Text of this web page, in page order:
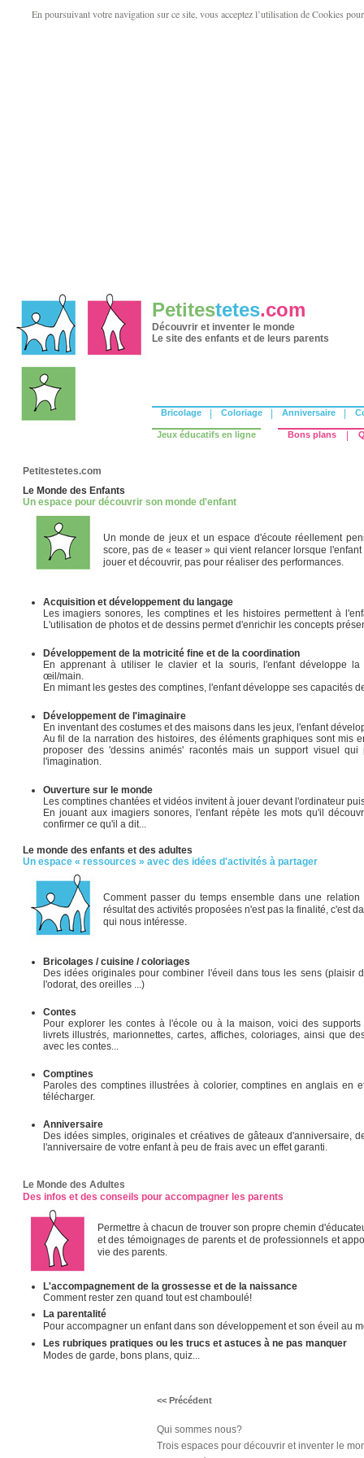
En poursuivant votre navigation sur ce site, vous acceptez l’utilisation de Cookies
Petitestetes.com
Découvrir et inventer le monde
Le site des enfants et de leurs parents
Bricolage Coloriage Anniversaire
Jeux éducatifs en ligne Bons plans
Petitestetes.com
Le Monde des Enfants
Un espace pour découvrir son monde d'enfant
Un monde de jeux et un espace d'écoute réellement
score, pas de « teaser » qui vient relancer lorsque
jouer et découvrir, pas pour réaliser des performances.
Acquisition et développement du langage
Les imagiers sonores, les comptines et les histoires permettent à
L'utilisation de photos et de dessins permet d'enrichir les concepts
Développement de la motricité fine et de la coordination
En apprenant à utiliser le clavier et la souris, l'enfant développe
œil/main.
En mimant les gestes des comptines, l'enfant développe ses capacités
Développement de l'imaginaire
En inventant des costumes et des maisons dans les jeux, l'enfant
Au fil de la narration des histoires, des éléments graphiques sont mis
proposer des 'dessins animés' racontés mais un support visuel
l'imagination.
Ouverture sur le monde
Les comptines chantées et vidéos invitent à jouer devant l'ordinateur
En jouant aux imagiers sonores, l'enfant répète les mots qu'il
confirmer ce qu'il a dit...
Le monde des enfants et des adultes
Un espace « ressources » avec des idées d'activités à partager
Comment passer du temps ensemble dans une
résultat des activités proposées n'est pas la finalité, c'est
qui nous intéresse.
Bricolages / cuisine / coloriages
Des idées originales pour combiner l'éveil dans tous les sens (plaisir
l'odorat, des oreilles ...)
Contes
Pour explorer les contes à l'école ou à la maison, voici des
livrets illustrés, marionnettes, cartes, affiches, coloriages, ainsi que
avec les contes...
Comptines
Paroles des comptines illustrées à colorier, comptines en anglais en
télécharger.
Anniversaire
Des idées simples, originales et créatives de gâteaux d'anniversaire,
l'anniversaire de votre enfant à peu de frais avec un effet garanti.
Le Monde des Adultes
Des infos et des conseils pour accompagner les parents
Permettre à chacun de trouver son propre chemin
et des témoignages de parents et de professionnels et
vie des parents.
L'accompagnement de la grossesse et de la naissance
Comment rester zen quand tout est chamboulé!
La parentalité
Pour accompagner un enfant dans son développement et son éveil au
Les rubriques pratiques ou les trucs et astuces à ne pas manquer
Modes de garde, bons plans, quiz...
<< Précédent
Qui sommes nous?
Trois espaces pour découvrir et inventer le